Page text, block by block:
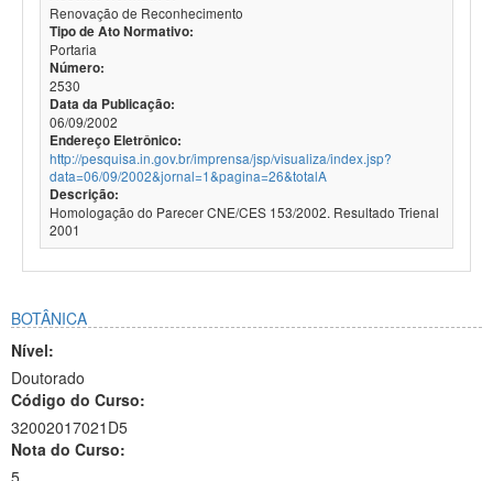
Renovação de Reconhecimento
Tipo de Ato Normativo:
Portaria
Número:
2530
Data da Publicação:
06/09/2002
Endereço Eletrônico:
http://pesquisa.in.gov.br/imprensa/jsp/visualiza/index.jsp?
data=06/09/2002&jornal=1&pagina=26&totalA
Descrição:
Homologação do Parecer CNE/CES 153/2002. Resultado Trienal
2001
BOTÂNICA
Nível:
Doutorado
Código do Curso:
32002017021D5
Nota do Curso:
5